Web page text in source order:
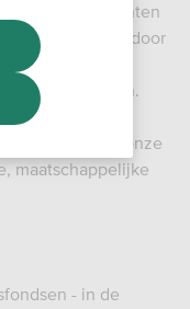
voor klanten
selectie door
vooruitzichten.
voor andere
weerspiegelt onze
maatschappelijke
- in de